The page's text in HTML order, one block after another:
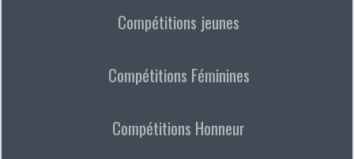
Compétitions jeunes
Compétitions Féminines
Compétitions Honneur